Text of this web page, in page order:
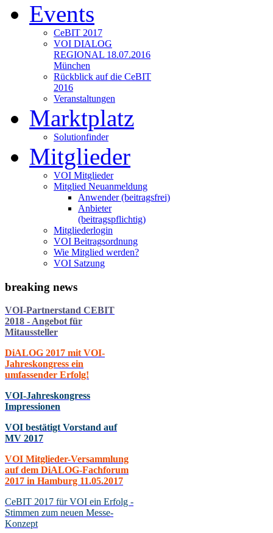
Events
CeBIT 2017
VOI DIALOG
REGIONAL 18.07.2016
München
Rückblick auf die CeBIT
2016
Veranstaltungen
Marktplatz
Solutionfinder
Mitglieder
VOI Mitglieder
Mitglied Neuanmeldung
Anwender (beitragsfrei)
Anbieter
(beitragspflichtig)
Mitgliederlogin
VOI Beitragsordnung
Wie Mitglied werden?
VOI Satzung
breaking news
VOI-Partnerstand CEBIT
2018 - Angebot für
Mitaussteller
DiALOG 2017 mit VOI-
Jahreskongress ein
umfassender Erfolg!
VOI-Jahreskongress
Impressionen
VOI bestätigt Vorstand auf
MV 2017
VOI Mitglieder-Versammlung
auf dem DiALOG-Fachforum
2017 in Hamburg 11.05.2017
CeBIT 2017 für VOI ein Erfolg -
Stimmen zum neuen Messe-
Konzept